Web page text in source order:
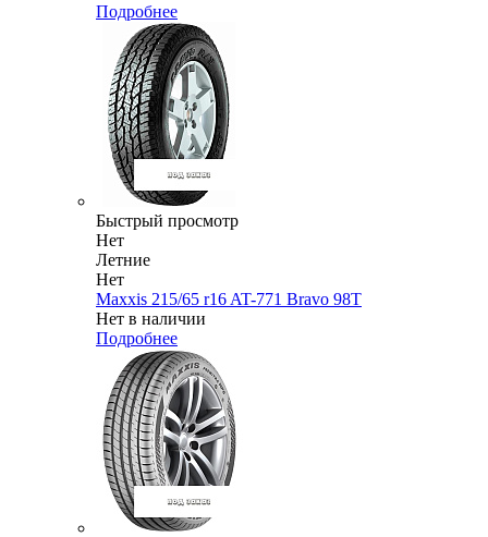
Подробнее
Быстрый просмотр
Нет
Летние
Нет
Maxxis 215/65 r16 AT-771 Bravo 98T
Нет в наличии
Подробнее